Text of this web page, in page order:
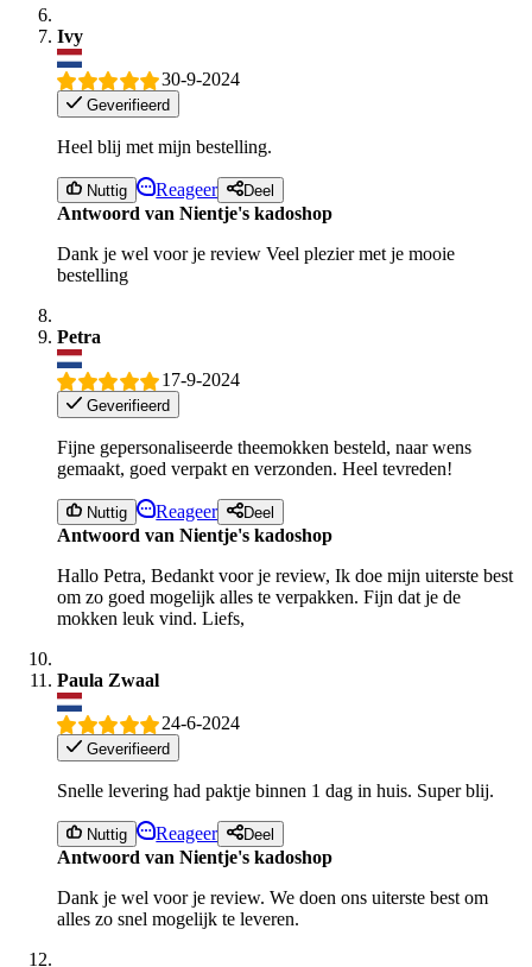
Ivy
30-9-2024
Geverifieerd
Heel blij met mijn bestelling.
Nuttig Reageer Deel
Antwoord van Nientje's kadoshop
Dank je wel voor je review Veel plezier met je mooie
bestelling
Petra
17-9-2024
Geverifieerd
Fijne gepersonaliseerde theemokken besteld, naar wens
gemaakt, goed verpakt en verzonden. Heel tevreden!
Nuttig Reageer Deel
Antwoord van Nientje's kadoshop
Hallo Petra, Bedankt voor je review, Ik doe mijn uiterste best
om zo goed mogelijk alles te verpakken. Fijn dat je de
mokken leuk vind. Liefs,
Paula Zwaal
24-6-2024
Geverifieerd
Snelle levering had paktje binnen 1 dag in huis. Super blij.
Nuttig Reageer Deel
Antwoord van Nientje's kadoshop
Dank je wel voor je review. We doen ons uiterste best om
alles zo snel mogelijk te leveren.